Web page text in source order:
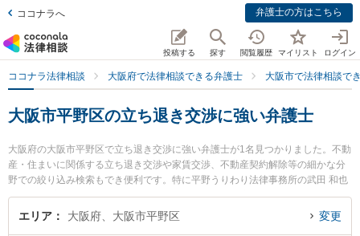
ココナラへ 弁護士の方はこちら
投稿する 探す 閲覧履歴 マイリスト ログイン
ココナラ法律相談 大阪府で法律相談できる弁護士 大阪市で法律相談で
大阪市平野区の立ち退き交渉に強い弁護士
大阪府の大阪市平野区で立ち退き交渉に強い弁護士が1名見つかりました。不動
産・住まいに関係する立ち退き交渉や家賃交渉、不動産契約解除等の細かな分
野での絞り込み検索もでき便利です。特に平野うりわり法律事務所の武田 和也
弁護士のプロフィール情報や弁護士費用、強みなどが注目されています。『大
阪市平野区で土日や夜間に発生した立ち退き交渉のトラブルを今すぐに弁護士
エリア 大阪府、大阪市平野区 変更